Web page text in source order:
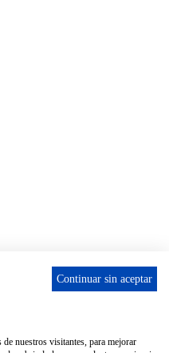
Continuar sin aceptar
nuestros visitantes, para mejorar